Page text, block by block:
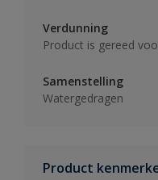
Verdunning
Product is gereed
Samenstelling
Watergedragen
Product